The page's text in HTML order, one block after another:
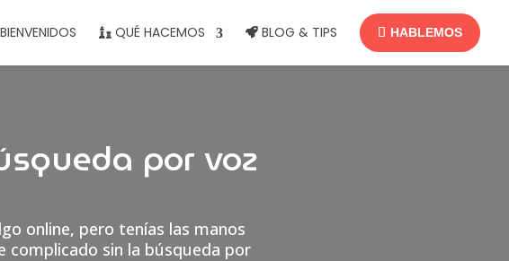
BIENVENIDOS QUÉ HACEMOS BLOG & TIPS HABLEMOS
por voz
online, pero tenías las manos
complicado sin la búsqueda por